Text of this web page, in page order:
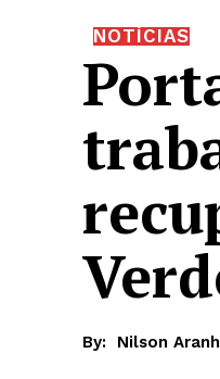
NOTÍCIAS
By: Nilson